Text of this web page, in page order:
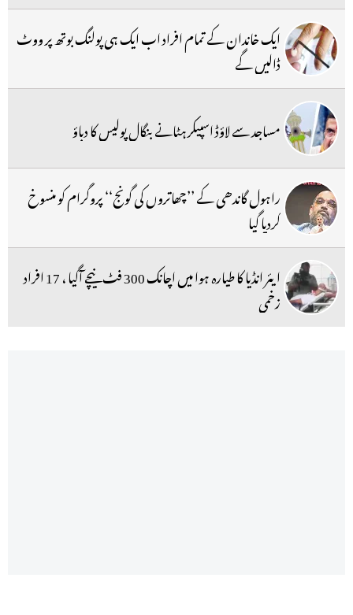
ایک خاندان کے تمام افراد اب ایک ہی پولنگ بوتھ پر ووٹ
ڈالیں گے
مساجد سے لاؤڈ اسپیکر ہٹانے بنگال پولیس کا دباؤ
راہول گاندھی کے ’’چھاتروں کی گونج‘‘ پروگرام کو منسوخ
کردیا گیا
ایئر انڈیا کا طیارہ ہوا میں اچانک 300 فٹ نیچے آگیا ، 17 افراد
زخمی